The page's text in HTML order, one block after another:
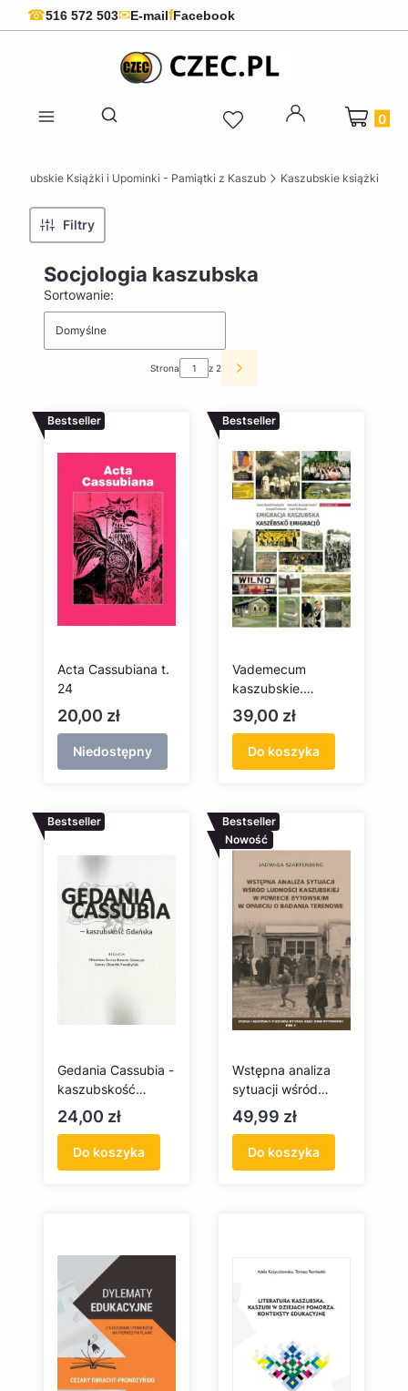
☎516 572 503✉E-mailfFacebook
Otwórz wyszukiwarkę
Produkty
Kaszubskie Książki i Upominki - Pamiątki z Kaszub Kaszubskie książki
Filtry
Socjologia kaszubska
Lista produktów
Sortowanie:
Domyślne
Strona z 2 Następne produkty
Bestseller
Acta Cassubiana t.
24
Cena
20,00 zł
Niedostępny
Bestseller
Vademecum
kaszubskie.
Emigracja
kaszubska /
Kaszëbskô
emigracjô
Cena
39,00 zł
Do koszyka
Bestseller
Gedania Cassubia -
kaszubskość
Gdańska
Cena
24,00 zł
Do koszyka
Bestseller
Nowość
Wstępna analiza
sytuacji wśród
ludności
kaszubskiej w
powiecie
bytowskim w
Cena
49,99 zł
Do koszyka